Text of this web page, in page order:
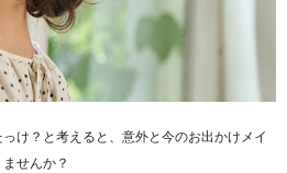
け？と考えると、意外と今のお出かけメイ
せんか？